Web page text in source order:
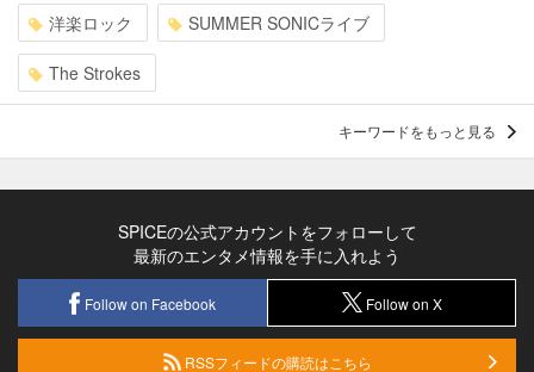
洋楽ロック SUMMER SONICライブ
The Strokes
キーワードをもっと見る
SPICEの公式アカウントをフォローして
最新のエンタメ情報を手に入れよう
Follow on Facebook Follow on X
RSSフィードの購読はこちら